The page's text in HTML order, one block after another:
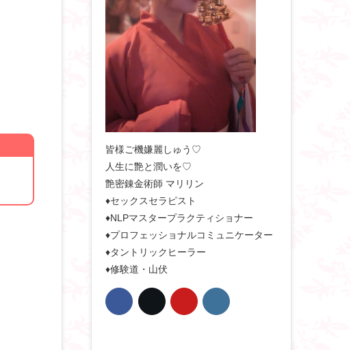
皆様ご機嫌麗しゅう♡
人生に艶と潤いを♡
艶密錬金術師 マリリン
♦セックスセラピスト
♦NLPマスタープラクティショナー
♦プロフェッショナルコミュニケーター
♦タントリックヒーラー
♦修験道・山伏